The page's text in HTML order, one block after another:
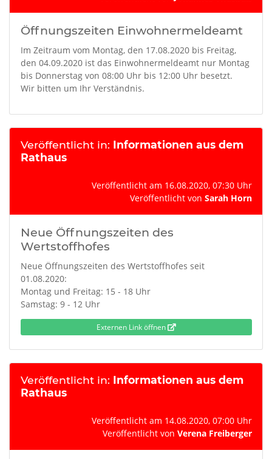
Öffnungszeiten Einwohnermeldeamt
Im Zeitraum vom Montag, den 17.08.2020 bis Freitag,
den 04.09.2020 ist das Einwohnermeldeamt nur Montag
bis Donnerstag von 08:00 Uhr bis 12:00 Uhr besetzt.
Wir bitten um Ihr Verständnis.
Veröffentlicht in: Informationen aus dem
Rathaus
Veröffentlicht am 16.08.2020, 07:30 Uhr
Veröffentlicht von Sarah Horn
Neue Öffnungszeiten des
Wertstoffhofes
Neue Öffnungszeiten des Wertstoffhofes seit
01.08.2020:
Montag und Freitag: 15 - 18 Uhr
Samstag: 9 - 12 Uhr
Externen Link öffnen
Veröffentlicht in: Informationen aus dem
Rathaus
Veröffentlicht am 14.08.2020, 07:00 Uhr
Veröffentlicht von Verena Freiberger